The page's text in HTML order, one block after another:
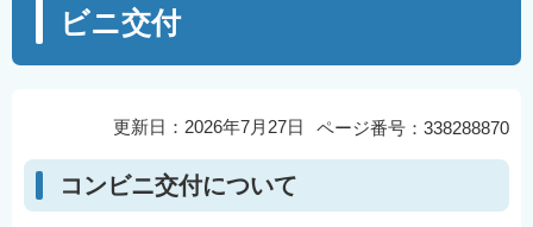
ビニ交付
ページ番号：338288870
更新日：2026年7月27日
コンビニ交付について